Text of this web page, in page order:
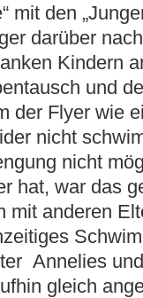
mit den
darüber
Kindern
und
der Flyer wie
nicht
nicht
hat, war das
mit anderen
Annelies
gleich